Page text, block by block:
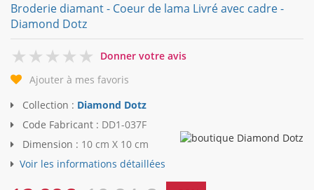
Broderie diamant - Coeur de lama Livré avec cadre -
Diamond Dotz
0
Donner votre avis
Ajouter à mes favoris
Collection : Diamond Dotz
Code Fabricant : DD1-037F
Dimension : 10 cm X 10 cm
Voir les informations détaillées